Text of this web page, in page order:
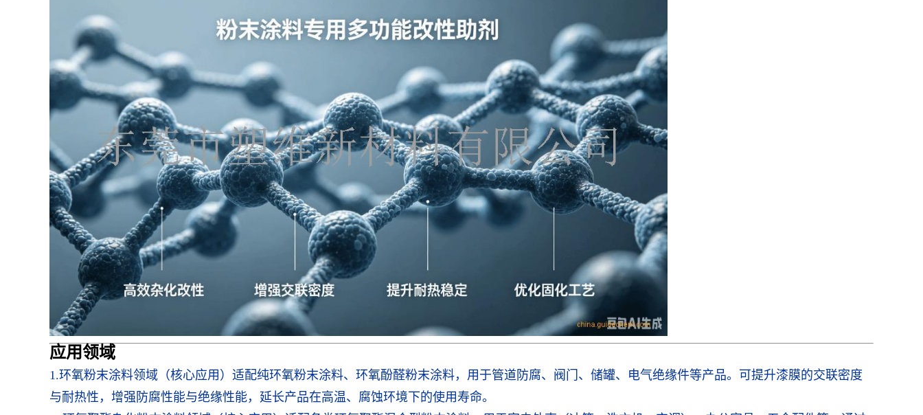
应用领域
1.环氧粉末涂料领域（核心应用）适配纯环氧粉末涂料、环氧酚醛粉末涂料，用于管道防腐、阀门、储罐、电气绝缘件等产品。可提升漆膜的交联密度
与耐热性，增强防腐性能与绝缘性能，延长产品在高温、腐蚀环境下的使用寿命。